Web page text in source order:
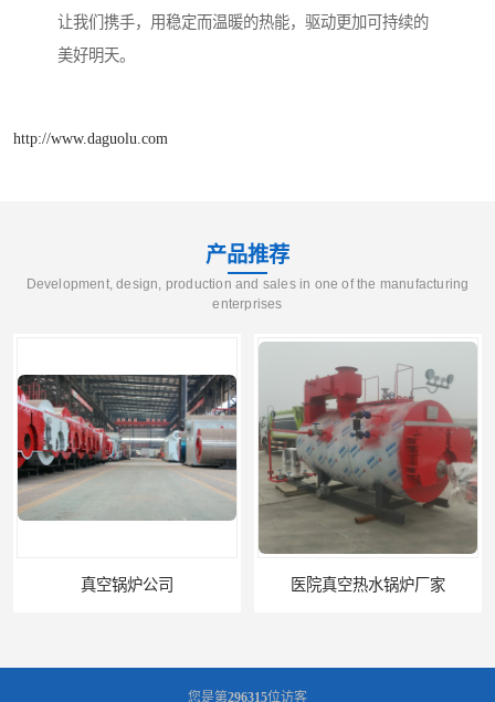
让我们携手，用稳定而温暖的热能，驱动更加可持续的
美好明天。
http://www.daguolu.com
产品推荐
Development, design, production and sales in one of the manufacturing
enterprises
真空锅炉公司 医院真空热水锅炉厂家
您是第296315位访客